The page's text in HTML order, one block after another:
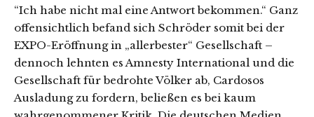
“Ich habe nicht mal eine Antwort bekommen.“ Ganz
offensichtlich befand sich Schröder somit bei der
EXPO-Eröffnung in „allerbester“ Gesellschaft –
dennoch lehnten es Amnesty International und die
Gesellschaft für bedrohte Völker ab, Cardosos
Ausladung zu fordern, beließen es bei kaum